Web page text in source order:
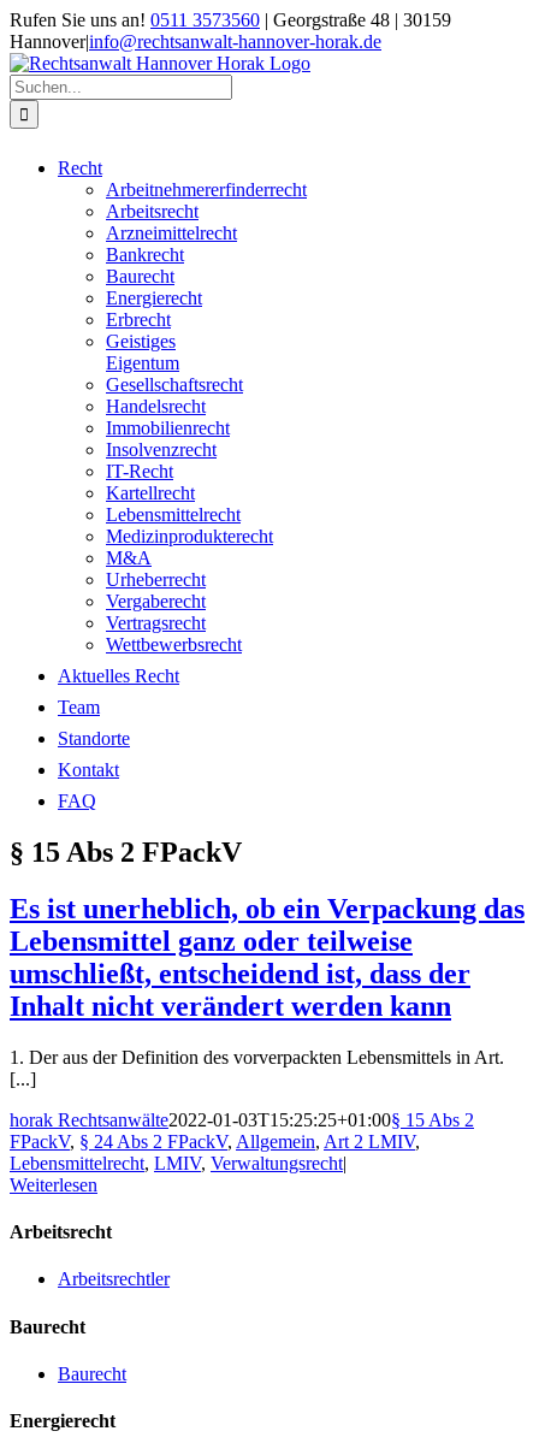
Zum
Inhalt
springen
Rufen Sie uns an! 0511 3573560 | Georgstraße 48 | 30159
Hannover|info@rechtsanwalt-hannover-horak.de
Suche
nach:
Recht
Arbeitnehmererfinderrecht
Arbeitsrecht
Arzneimittelrecht
Bankrecht
Baurecht
Energierecht
Erbrecht
Geistiges
Eigentum
Gesellschaftsrecht
Handelsrecht
Immobilienrecht
Insolvenzrecht
IT-Recht
Kartellrecht
Lebensmittelrecht
Medizinprodukterecht
M&A
Urheberrecht
Vergaberecht
Vertragsrecht
Wettbewerbsrecht
Aktuelles Recht
Team
Standorte
Kontakt
FAQ
§ 15 Abs 2 FPackV
Es ist unerheblich, ob ein Verpackung das
Lebensmittel ganz oder teilweise
umschließt, entscheidend ist, dass der
Inhalt nicht verändert werden kann
1. Der aus der Definition des vorverpackten Lebensmittels in Art.
[...]
horak Rechtsanwälte2022-01-03T15:25:25+01:00§ 15 Abs 2
FPackV, § 24 Abs 2 FPackV, Allgemein, Art 2 LMIV,
Lebensmittelrecht, LMIV, Verwaltungsrecht|
Weiterlesen
Arbeitsrecht
Arbeitsrechtler
Baurecht
Baurecht
Energierecht